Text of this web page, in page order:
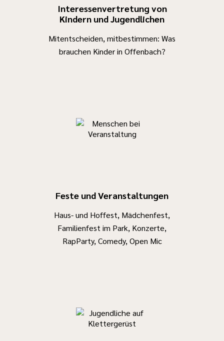
Interessenvertretung von
Kindern und Jugendlichen
Mitentscheiden, mitbestimmen: Was
brauchen Kinder in Offenbach?
Feste und Veranstaltungen
Haus- und Hoffest, Mädchenfest,
Familienfest im Park, Konzerte,
RapParty, Comedy, Open Mic